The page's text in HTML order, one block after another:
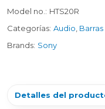
Model no.: HTS20R
Categorías: Audio
Brands: Sony
Detalles del